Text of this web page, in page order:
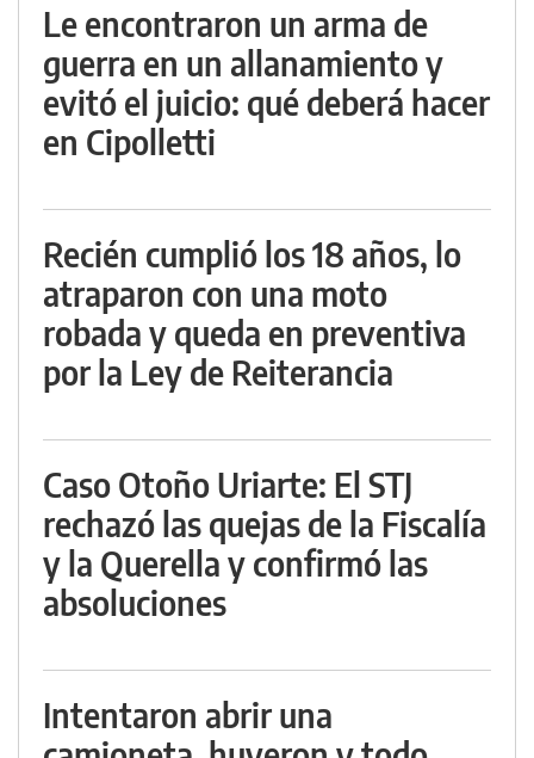
Le encontraron un arma de
guerra en un allanamiento y
evitó el juicio: qué deberá hacer
en Cipolletti
Recién cumplió los 18 años, lo
atraparon con una moto
robada y queda en preventiva
por la Ley de Reiterancia
Caso Otoño Uriarte: El STJ
rechazó las quejas de la Fiscalía
y la Querella y confirmó las
absoluciones
Intentaron abrir una